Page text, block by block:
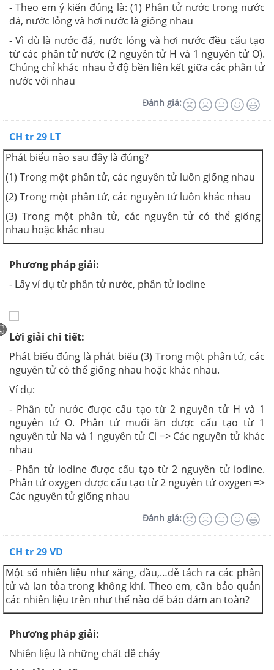
- Theo em ý kiến đúng là: (1) Phân tử nước trong nước
đá, nước lỏng và hơi nước là giống nhau
- Vì dù là nước đá, nước lỏng và hơi nước đều cấu tạo
từ các phân tử nước (2 nguyên tử H và 1 nguyên tử O).
Chúng chỉ khác nhau ở độ bền liên kết giữa các phân tử
nước với nhau
Đánh giá:
CH tr 29 LT
Phát biểu nào sau đây là đúng?
(1) Trong một phân tử, các nguyên tử luôn giống nhau
(2) Trong một phân tử, các nguyên tử luôn khác nhau
(3) Trong một phân tử, các nguyên tử có thể giống
nhau hoặc khác nhau
Phương pháp giải:
- Lấy ví dụ từ phân tử nước, phân tử iodine
Lời giải chi tiết:
Phát biểu đúng là phát biểu (3) Trong một phân tử, các
nguyên tử có thể giống nhau hoặc khác nhau.
Ví dụ:
- Phân tử nước được cấu tạo từ 2 nguyên tử H và 1
nguyên tử O. Phân tử muối ăn được cấu tạo từ 1
nguyên tử Na và 1 nguyên tử Cl => Các nguyên tử khác
nhau
- Phân tử iodine được cấu tạo từ 2 nguyên tử iodine.
Phân tử oxygen được cấu tạo từ 2 nguyên tử oxygen =>
Các nguyên tử giống nhau
Đánh giá:
CH tr 29 VD
Một số nhiên liệu như xăng, dầu,…dễ tách ra các phân
tử và lan tỏa trong không khí. Theo em, cần bảo quản
các nhiên liệu trên như thế nào để bảo đảm an toàn?
Phương pháp giải:
Nhiên liệu là những chất dễ cháy